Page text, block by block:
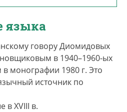
языка
говору Диомидовых
в 1940–1960-ых
монографии 1980 г. Это
источник по
в XVIII в.